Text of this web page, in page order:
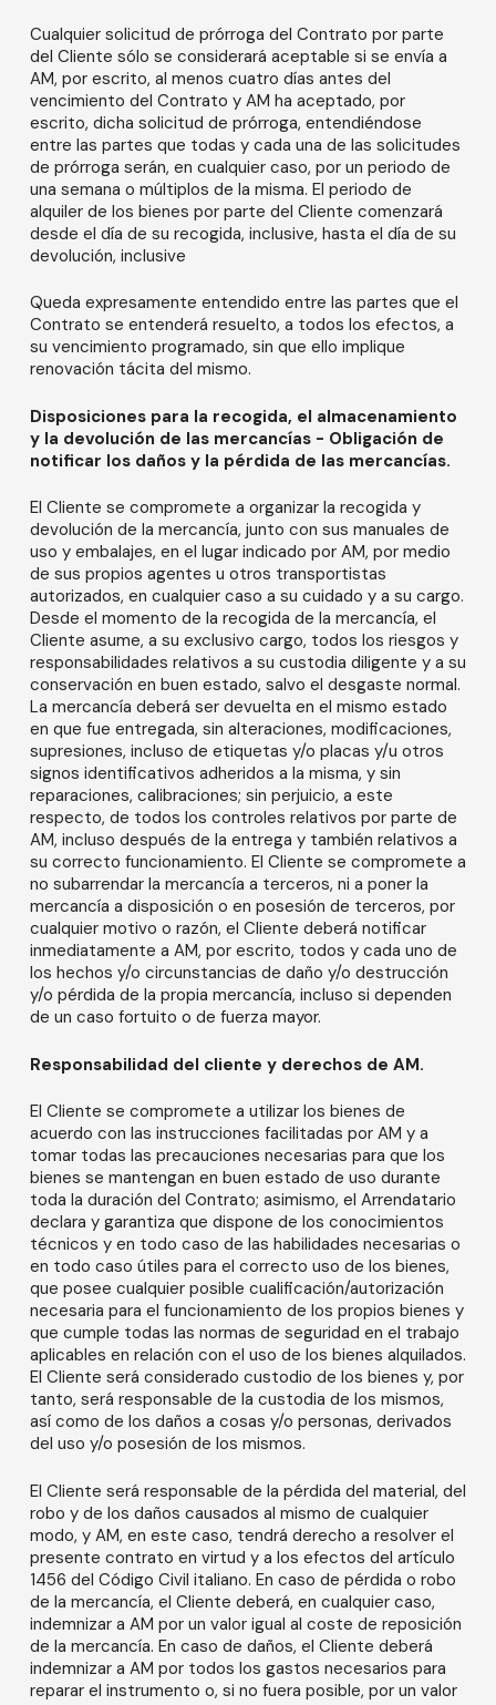
Cualquier solicitud de prórroga del Contrato por parte
del Cliente sólo se considerará aceptable si se envía a
AM, por escrito, al menos cuatro días antes del
vencimiento del Contrato y AM ha aceptado, por
escrito, dicha solicitud de prórroga, entendiéndose
entre las partes que todas y cada una de las solicitudes
de prórroga serán, en cualquier caso, por un periodo de
una semana o múltiplos de la misma. El periodo de
alquiler de los bienes por parte del Cliente comenzará
desde el día de su recogida, inclusive, hasta el día de su
devolución, inclusive
Queda expresamente entendido entre las partes que el
Contrato se entenderá resuelto, a todos los efectos, a
su vencimiento programado, sin que ello implique
renovación tácita del mismo.
Disposiciones para la recogida, el almacenamiento
y la devolución de las mercancías - Obligación de
notificar los daños y la pérdida de las mercancías.
El Cliente se compromete a organizar la recogida y
devolución de la mercancía, junto con sus manuales de
uso y embalajes, en el lugar indicado por AM, por medio
de sus propios agentes u otros transportistas
autorizados, en cualquier caso a su cuidado y a su cargo.
Desde el momento de la recogida de la mercancía, el
Cliente asume, a su exclusivo cargo, todos los riesgos y
responsabilidades relativos a su custodia diligente y a su
conservación en buen estado, salvo el desgaste normal.
La mercancía deberá ser devuelta en el mismo estado
en que fue entregada, sin alteraciones, modificaciones,
supresiones, incluso de etiquetas y/o placas y/u otros
signos identificativos adheridos a la misma, y sin
reparaciones, calibraciones; sin perjuicio, a este
respecto, de todos los controles relativos por parte de
AM, incluso después de la entrega y también relativos a
su correcto funcionamiento. El Cliente se compromete a
no subarrendar la mercancía a terceros, ni a poner la
mercancía a disposición o en posesión de terceros, por
cualquier motivo o razón, el Cliente deberá notificar
inmediatamente a AM, por escrito, todos y cada uno de
los hechos y/o circunstancias de daño y/o destrucción
y/o pérdida de la propia mercancía, incluso si dependen
de un caso fortuito o de fuerza mayor.
Responsabilidad del cliente y derechos de AM.
El Cliente se compromete a utilizar los bienes de
acuerdo con las instrucciones facilitadas por AM y a
tomar todas las precauciones necesarias para que los
bienes se mantengan en buen estado de uso durante
toda la duración del Contrato; asimismo, el Arrendatario
declara y garantiza que dispone de los conocimientos
técnicos y en todo caso de las habilidades necesarias o
en todo caso útiles para el correcto uso de los bienes,
que posee cualquier posible cualificación/autorización
necesaria para el funcionamiento de los propios bienes y
que cumple todas las normas de seguridad en el trabajo
aplicables en relación con el uso de los bienes alquilados.
El Cliente será considerado custodio de los bienes y, por
tanto, será responsable de la custodia de los mismos,
así como de los daños a cosas y/o personas, derivados
del uso y/o posesión de los mismos.
El Cliente será responsable de la pérdida del material, del
robo y de los daños causados al mismo de cualquier
modo, y AM, en este caso, tendrá derecho a resolver el
presente contrato en virtud y a los efectos del artículo
1456 del Código Civil italiano. En caso de pérdida o robo
de la mercancía, el Cliente deberá, en cualquier caso,
indemnizar a AM por un valor igual al coste de reposición
de la mercancía. En caso de daños, el Cliente deberá
indemnizar a AM por todos los gastos necesarios para
reparar el instrumento o, si no fuera posible, por un valor